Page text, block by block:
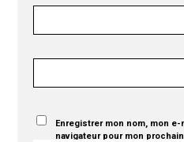
Enregistrer mon nom, mon
navigateur pour mon